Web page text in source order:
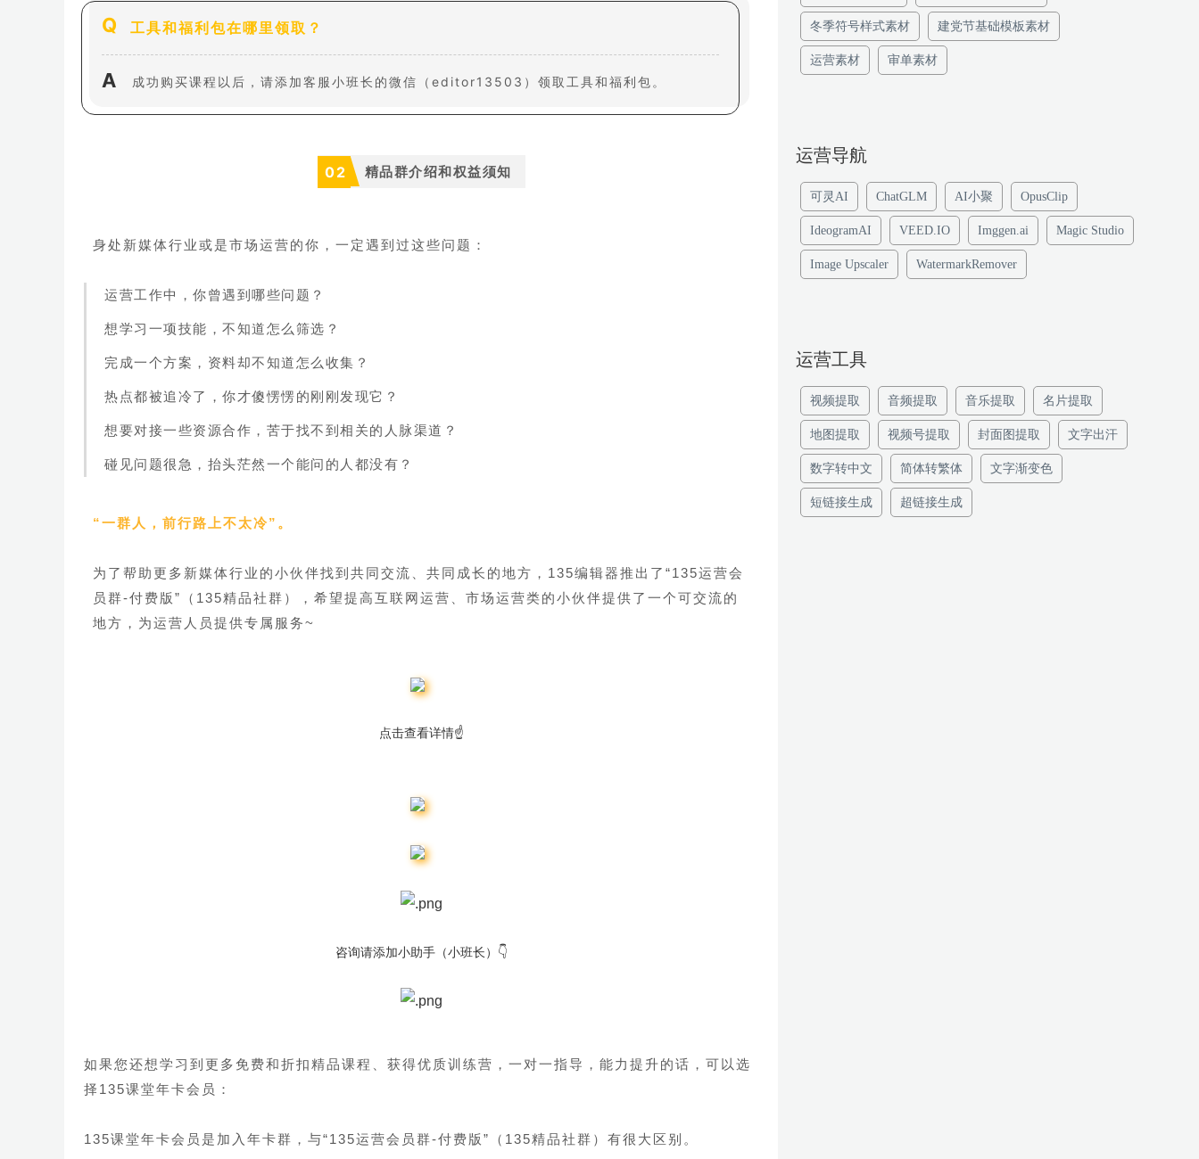
Q 工具和福利包在哪里领取？
A 成功购买课程以后，请添加客服小班长的微信（editor13503）领取工具和福利包。
02 精品群介绍和权益须知
身处新媒体行业或是市场运营的你，一定遇到过这些问题：
运营工作中，你曾遇到哪些问题？
想学习一项技能，不知道怎么筛选？
完成一个方案，资料却不知道怎么收集？
热点都被追冷了，你才傻愣愣的刚刚发现它？
想要对接一些资源合作，苦于找不到相关的人脉渠道？
碰见问题很急，抬头茫然一个能问的人都没有？
“一群人，前行路上不太冷”。
为了帮助更多新媒体行业的小伙伴找到共同交流、共同成长的地方，135编辑器推出了“135运营会
员群-付费版”
（135精品社群），希望提高互联网运营、市场运营类的小伙伴提供了一个可交流的
地方，为运营人员提供专属服务~
点击查看详情☝
咨询请添加小助手（小班长）👇
如果您还想学习到 更多免费和折扣精品课程、获得优质训练营，一对一指导，能力提升的话，可以选
择135课堂年卡会员：
135课堂年卡会员是加入年卡群，与“135运营会员群-付费版” （135精品社群）有很大区别。
冬季符号样式素材 建党节基础模板素材
运营素材 审单素材
运营导航
可灵AI ChatGLM AI小聚 OpusClip
IdeogramAI VEED.IO Imggen.ai Magic Studio
Image Upscaler WatermarkRemover
运营工具
视频提取 音频提取 音乐提取 名片提取
地图提取 视频号提取 封面图提取 文字出汗
数字转中文 简体转繁体 文字渐变色
短链接生成 超链接生成